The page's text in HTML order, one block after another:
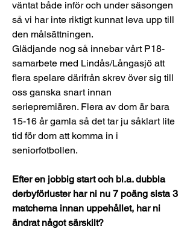
väntat både inför och under säsongen
så vi har inte riktigt kunnat leva upp till
den målsättningen.
Glädjande nog så innebar vårt P18-
samarbete med Lindås/Långasjö att
flera spelare därifrån skrev över sig till
oss ganska snart innan
seriepremiären. Flera av dom är bara
15-16 år gamla så det tar ju såklart lite
tid för dom att komma in i
seniorfotbollen.
Efter en jobbig start och bl.a. dubbla
derbyförluster har ni nu 7 poäng sista 3
matcherna innan uppehållet, har ni
ändrat något särskilt?